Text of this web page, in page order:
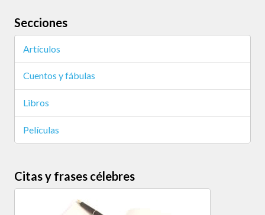
Secciones
Artículos
Cuentos y fábulas
Libros
Películas
Citas y frases célebres